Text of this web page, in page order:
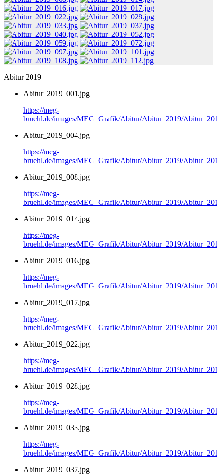
Abitur 2019
Abitur_2019_001.jpg
https://meg-
bruehl.de/images/MEG_Grafik/Abitur/Abitur_2019/
Abitur_2019_004.jpg
https://meg-
bruehl.de/images/MEG_Grafik/Abitur/Abitur_2019/
Abitur_2019_008.jpg
https://meg-
bruehl.de/images/MEG_Grafik/Abitur/Abitur_2019/
Abitur_2019_014.jpg
https://meg-
bruehl.de/images/MEG_Grafik/Abitur/Abitur_2019/
Abitur_2019_016.jpg
https://meg-
bruehl.de/images/MEG_Grafik/Abitur/Abitur_2019/
Abitur_2019_017.jpg
https://meg-
bruehl.de/images/MEG_Grafik/Abitur/Abitur_2019/
Abitur_2019_022.jpg
https://meg-
bruehl.de/images/MEG_Grafik/Abitur/Abitur_2019/
Abitur_2019_028.jpg
https://meg-
bruehl.de/images/MEG_Grafik/Abitur/Abitur_2019/
Abitur_2019_033.jpg
https://meg-
bruehl.de/images/MEG_Grafik/Abitur/Abitur_2019/
Abitur_2019_037.jpg